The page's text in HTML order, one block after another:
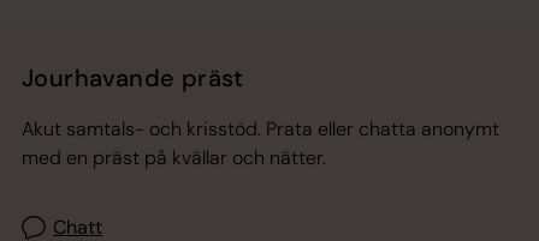
Jourhavande präst
Akut samtals- och krisstöd. Prata eller chatta anonymt
med en präst på kvällar och nätter.
Chatt